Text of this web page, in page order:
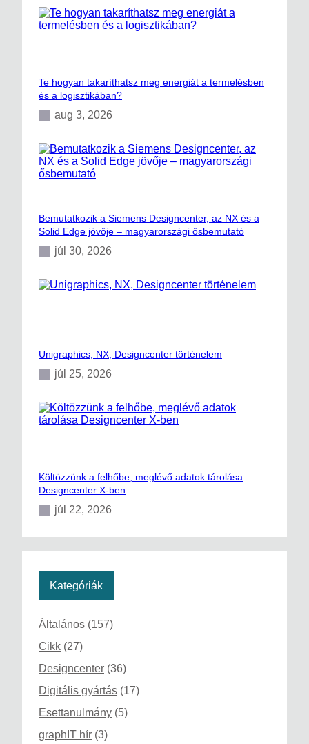
Te hogyan takaríthatsz meg energiát a termelésben
és a logisztikában?
aug 3, 2026
Bemutatkozik a Siemens Designcenter, az NX és a
Solid Edge jövője – magyarországi ősbemutató
júl 30, 2026
Unigraphics, NX, Designcenter történelem
júl 25, 2026
Költözzünk a felhőbe, meglévő adatok tárolása
Designcenter X-ben
júl 22, 2026
Kategóriák
Általános (157)
Cikk (27)
Designcenter (36)
Digitális gyártás (17)
Esettanulmány (5)
graphIT hír (3)